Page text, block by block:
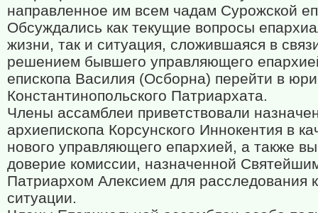
направленное им всем чадам Сурожской
Обсуждались как текущие вопросы
жизни, так и ситуация, сложившаяся в
решением бывшего управляющего
епископа Василия (Осборна) перейти в
Константинопольского Патриархата.
Члены ассамблеи приветствовали
архиепископа Корсунского Иннокентия в
нового управляющего епархией, а также
доверие комиссии, назначенной
Патриархом Алексием для расследования
ситуации.